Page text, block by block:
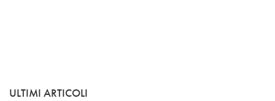
ULTIMI ARTICOLI